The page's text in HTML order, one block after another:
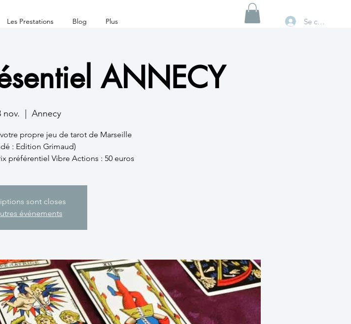
Les Prestations Blog Plus Se connecter
ANNECY
nov.
  |
Annecy
propre jeu de tarot de Marseille
: Edition Grimaud)
sont closes
événements